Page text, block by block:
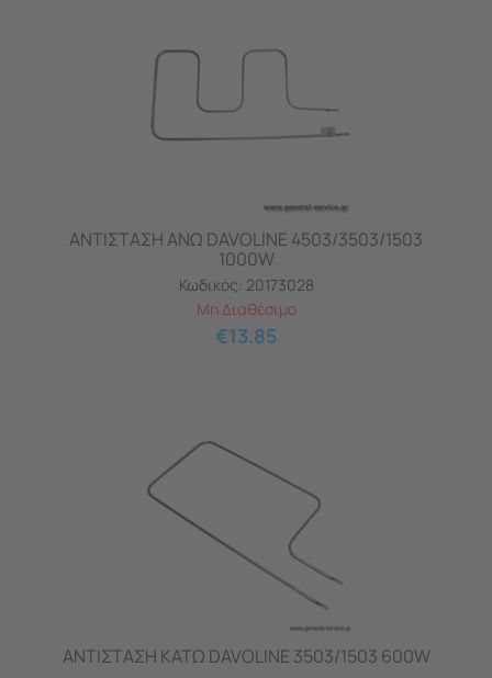
ΑΝΤΙΣΤΑΣΗ ΑΝΩ DAVOLINE 4503/3503/1503
1000W
Κωδικός: 20173028
Μη Διαθέσιμο
€13.85
ΑΝΤΙΣΤΑΣΗ ΚΑΤΩ DAVOLINE 3503/1503 600W